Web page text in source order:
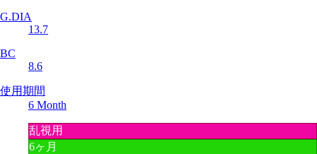
G.DIA
13.7
BC
8.6
使用期間
6 Month
乱視用
6ヶ月